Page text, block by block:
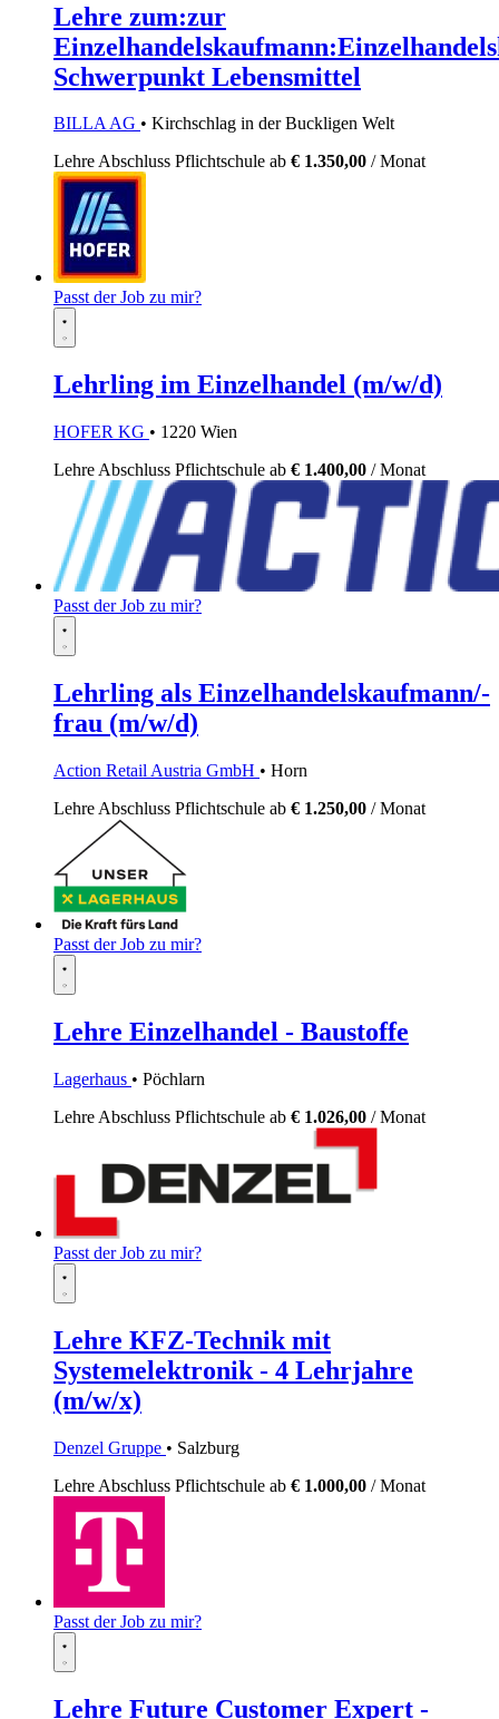
Lehre zum:zur
Schwerpunkt Lebensmittel
BILLA AG • Kirchschlag in der Buckligen Welt
LehreAbschluss Pflichtschule ab € 1.350,00 / Monat
Passt der Job zu mir?
Lehrling im Einzelhandel (m/w/d)
HOFER KG • 1220 Wien
Lehre Abschluss Pflichtschule ab € 1.400,00 / Monat
Passt der Job zu mir?
Lehrling als Einzelhandelskaufmann/-
frau (m/w/d)
Action Retail Austria GmbH • Horn
Lehre Abschluss Pflichtschule ab € 1.250,00 / Monat
Passt der Job zu mir?
Lehre Einzelhandel - Baustoffe
Lagerhaus • Pöchlarn
Lehre Abschluss Pflichtschule ab € 1.026,00 / Monat
Passt der Job zu mir?
Lehre KFZ-Technik mit
Systemelektronik - 4 Lehrjahre
(m/w/x)
Denzel Gruppe • Salzburg
Lehre Abschluss Pflichtschule ab € 1.000,00 / Monat
Passt der Job zu mir?
Lehre Future Customer Expert -